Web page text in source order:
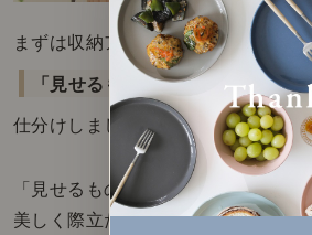
まずは収納アイテムを
「見せるもの」 と 「隠すもの
仕分けしましょう。
「見せるもの」は、
美しく際立たせることを意識してデ